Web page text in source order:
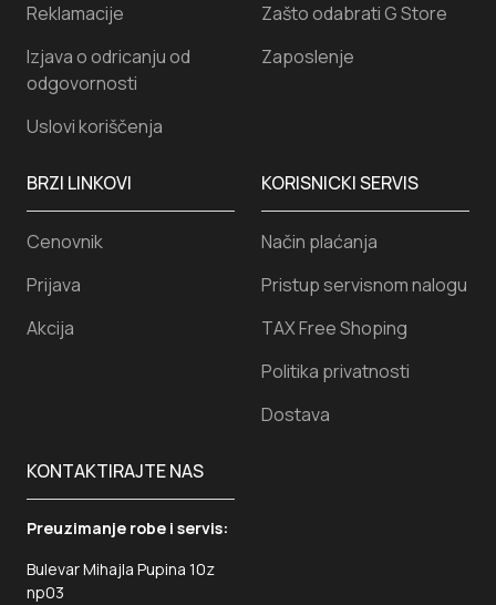
KORISNICKI SERVIS
Način plaćanja
Pristup servisnom nalogu
TAX Free Shoping
Politika privatnosti
Dostava
Reklamacije
Izjava o odricanju od
odgovornosti
Uslovi koriščenja
KONTAKTIRAJTE NAS
Preuzimanje robe i servis:
Bulevar Mihajla Pupina 10z
np03
Zašto odabrati G Store
Zaposlenje
BRZI LINKOVI
Cenovnik
Prijava
Akcija